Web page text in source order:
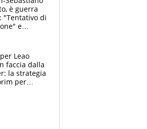
è guerra
"Tentativo di
e
Leao
faccia dalla
la strategia
per